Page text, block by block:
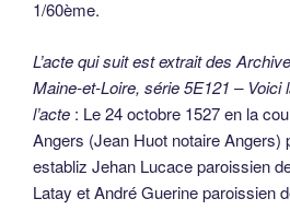
demourans en leur force et vertu
eulx faisant fort de Mathurin Martin
leurs cohéritiers enfants mineurs de
Guilllemine sa femme et desquels
lesdits establiz et chacun d’eulx
division de partie ne de biens ont
demeurez tenuz bailler et fournir